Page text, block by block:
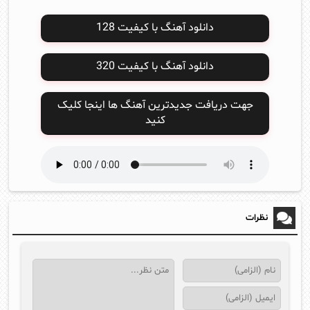
دانلود آهنگ با کیفیت 128
دانلود آهنگ با کیفیت 320
جهت دریافت جدیدترین آهنگ ها اینجا کلیک
کنید
نظرات